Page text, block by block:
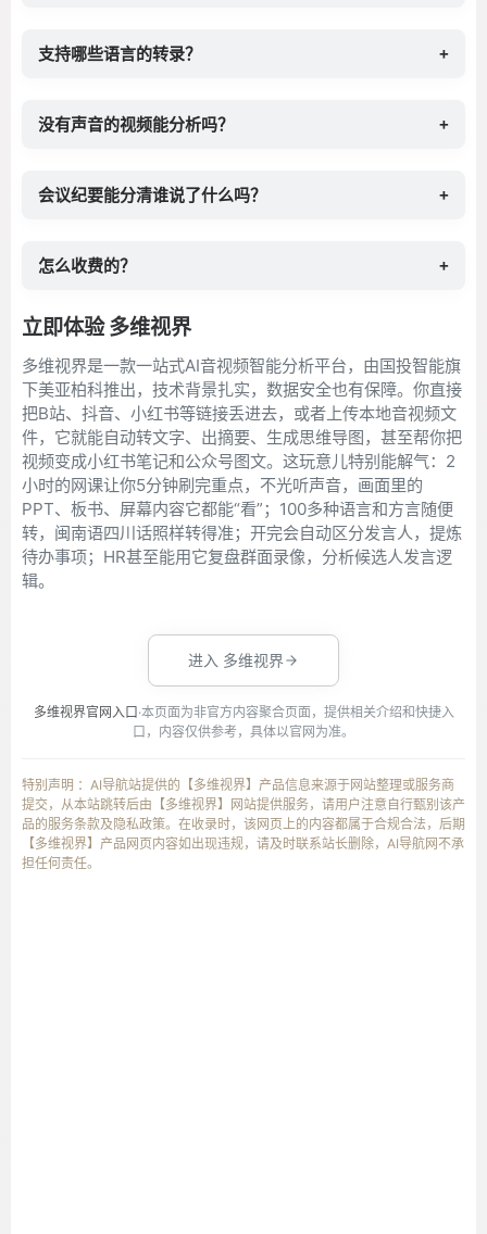
支持哪些语言的转录？ +
没有声音的视频能分析吗？ +
会议纪要能分清谁说了什么吗？ +
怎么收费的？ +
立即体验 多维视界
多维视界是一款一站式AI音视频智能分析平台，由国投智能旗
下美亚柏科推出，技术背景扎实，数据安全也有保障。你直接
把B站、抖音、小红书等链接丢进去，或者上传本地音视频文
件，它就能自动转文字、出摘要、生成思维导图，甚至帮你把
视频变成小红书笔记和公众号图文。这玩意儿特别能解气：2
小时的网课让你5分钟刷完重点，不光听声音，画面里的
PPT、板书、屏幕内容它都能“看”；100多种语言和方言随便
转，闽南语四川话照样转得准；开完会自动区分发言人，提炼
待办事项；HR甚至能用它复盘群面录像，分析候选人发言逻
辑。
进入 多维视界
多维视界官网入口 ·本页面为非官方内容聚合页面，提供相关介绍和快捷入
口，内容仅供参考，具体以官网为准。
特别声明 ：AI导航站提供的【多维视界】产品信息来源于网站整理或服务商
提交，从本站跳转后由【多维视界】网站提供服务，请用户注意自行甄别该产
品的服务条款及隐私政策。在收录时，该网页上的内容都属于合规合法，后期
【多维视界】产品网页内容如出现违规，请及时联系站长删除，AI导航网不承
担任何责任。